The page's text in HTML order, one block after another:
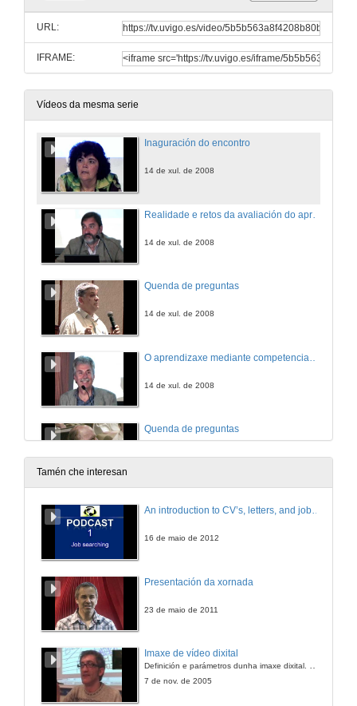
URL:
IFRAME:
Vídeos da mesma serie
Inaguración do encontro
14 de xul. de 2008
14 de xul. de 2008
Quenda de preguntas
14 de xul. de 2008
14 de xul. de 2008
Quenda de preguntas
14 de xul. de 2008
15 de xul. de 2008
Tamén che interesan
An introduction to CV’s, letters, and job searching
16 de maio de 2012
Presentación da xornada
23 de maio de 2011
Imaxe de vídeo dixital
7 de nov. de 2005